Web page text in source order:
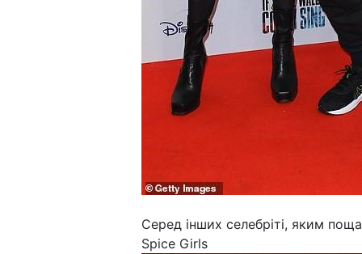
Серед інших селебріті, яким
Spice Girls